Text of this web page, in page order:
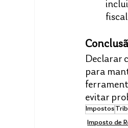
Declarar
para
evitar
Impostos
Imposto de